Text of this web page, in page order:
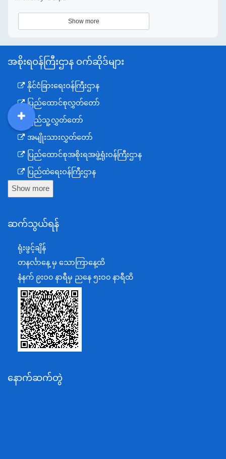
Show more
အစိုးရဝန်ကြီးဌာန ဝက်ဆိုဒ်များ
နိုင်ငံခြားရေးဝန်ကြီးဌာန
ပြည်ထောင်စုလွှတ်တော်
ပြည်သူ့လွှတ်တော်
အမျိုးသားလွှတ်တော်
ပြည်ထောင်စုအစိုးရအဖွဲ့ရုံးဝန်ကြီးဌာန
ပြည်ထဲရေးဝန်ကြီးဌာန
ကာကွယ်ရေးဝန်ကြီးဌာန
စီမံကိန်း၊ဘဏ္ဍာရေးနှင့်စက်မှုဝန်ကြီးဌာန
အပြည်ပြည်ဆိုင်ရာပူးပေါင်းဆောင်ရွက်ရေးဝန်ကြီးဌာန
ပြန်ကြားရေးဝန်ကြီးဌာန
သာသနာရေးနှင့် ယဉ်ကျေးမှုဝန်ကြီးဌာန
စိုက်ပျိုးရေး၊မွေးမြူရေးနှင့်ဆည်မြောင်းဝန်ကြီးဌာန
ပို့ဆောင်ရေးနှင့်ဆက်သွယ်ရေးဝန်ကြီးဌာန
သယံဇာတနှင့်ပတ်ဝန်းကျင်ထိန်းသိမ်းရေးဝန်ကြီးဌာန
အလုပ်သမား၊လူဝင်မှုကြီးကြပ်ရေးနှင့်ပြည်သူ့အင်အား
Show more
ဆက်သွယ်ရန်
ရုံးဖွင့်ချိန်
တနင်္လာနေ့ မှ သောကြာနေ့ထိ
နံနက် ၉းဝ၀ နာရီမှ ညနေ ၅းဝ၀ နာရီထိ
နောက်ဆက်တွဲ
DDM